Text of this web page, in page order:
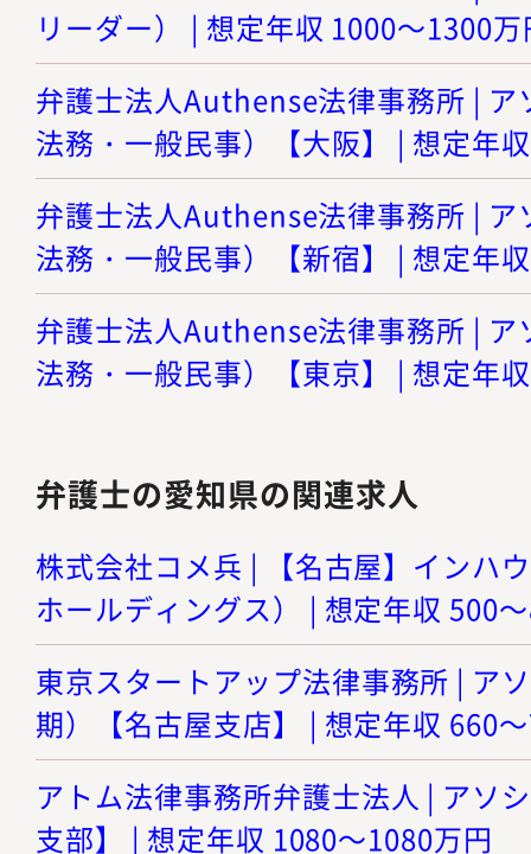
リーダー） | 想定年収 1000～1300
弁護士法人Authense法律事務所 | ア
法務・一般民事）【大阪】 | 想定年
弁護士法人Authense法律事務所 | ア
法務・一般民事）【新宿】 | 想定年
弁護士法人Authense法律事務所 | ア
法務・一般民事）【東京】 | 想定年
弁護士の愛知県の関連求人
株式会社コメ兵 | 【名古屋】インハ
ホールディングス） | 想定年収 500
東京スタートアップ法律事務所 | ア
期）【名古屋支店】 | 想定年収 660
アトム法律事務所弁護士法人 | アソ
支部】 | 想定年収 1080～1080万円